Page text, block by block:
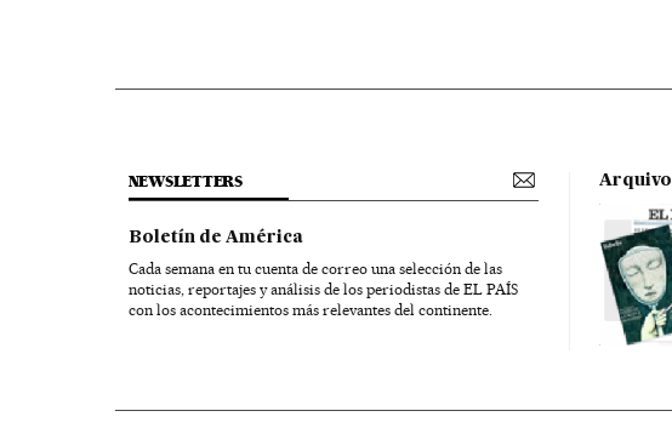
NEWSLETTERS
Boletín de América
Cada semana en tu cuenta de correo una selección de las
noticias, reportajes y análisis de los periodistas de EL PAÍS
con los acontecimientos más relevantes del continente.
Arquivo